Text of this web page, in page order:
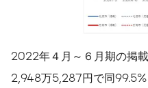
2022年４月～６月期の掲
2,948万5,287円で同